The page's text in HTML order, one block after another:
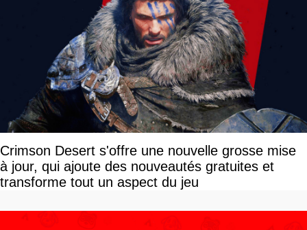
Crimson Desert s'offre une nouvelle grosse mise
à jour, qui ajoute des nouveautés gratuites et
transforme tout un aspect du jeu